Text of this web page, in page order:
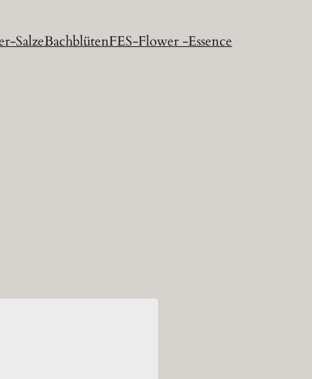
SalzeBachblütenFES-Flower -Essence